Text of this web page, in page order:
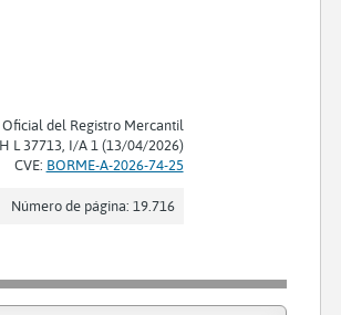
del Registro Mercantil
L 37713, I/A 1 (13/04/2026)
CVE: BORME-A-2026-74-25
Número de página: 19.716